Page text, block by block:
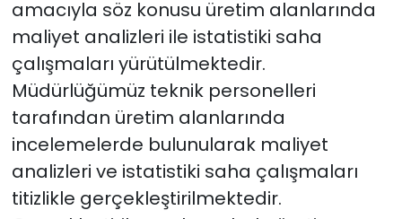
amacıyla söz konusu üretim alanlarında
maliyet analizleri ile istatistiki saha
çalışmaları yürütülmektedir.
Müdürlüğümüz teknik personelleri
tarafından üretim alanlarında
incelemelerde bulunularak maliyet
analizleri ve istatistiki saha çalışmaları
titizlikle gerçekleştirilmektedir.